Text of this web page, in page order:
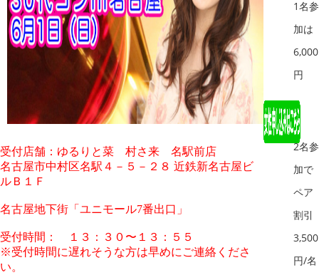
受付店舗：ゆるりと菜 村さ来 名駅前店
名古屋市中村区名駅４－５－２８ 近鉄新名古屋ビ
ルＢ１Ｆ
名古屋地下街「ユニモール7番出口」
受付時間： １３：３０〜１３：５５
※受付時間に遅れそうな方は早めにご連絡くださ
い。
1名参
加は
6,000
円
2名参
加で
ペア
割引
3,500
円/名